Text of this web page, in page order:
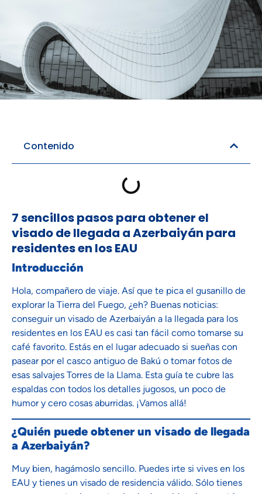
Contenido
7 sencillos pasos para obtener el
visado de llegada a Azerbaiyán para
residentes en los EAU
Introducción
Hola, compañero de viaje. Así que te pica el gusanillo de
explorar la Tierra del Fuego, ¿eh? Buenas noticias:
conseguir un visado de Azerbaiyán a la llegada para los
residentes en los EAU es casi tan fácil como tomarse su
café favorito. Estás en el lugar adecuado si sueñas con
pasear por el casco antiguo de Bakú o tomar fotos de
esas salvajes Torres de la Llama. Esta guía te cubre las
espaldas con todos los detalles jugosos, un poco de
humor y cero cosas aburridas. ¡Vamos allá!
¿Quién puede obtener un visado de llegada
a Azerbaiyán?
Muy bien, hagámoslo sencillo. Puedes irte si vives en los
EAU y tienes un visado de residencia válido. Sólo tienes